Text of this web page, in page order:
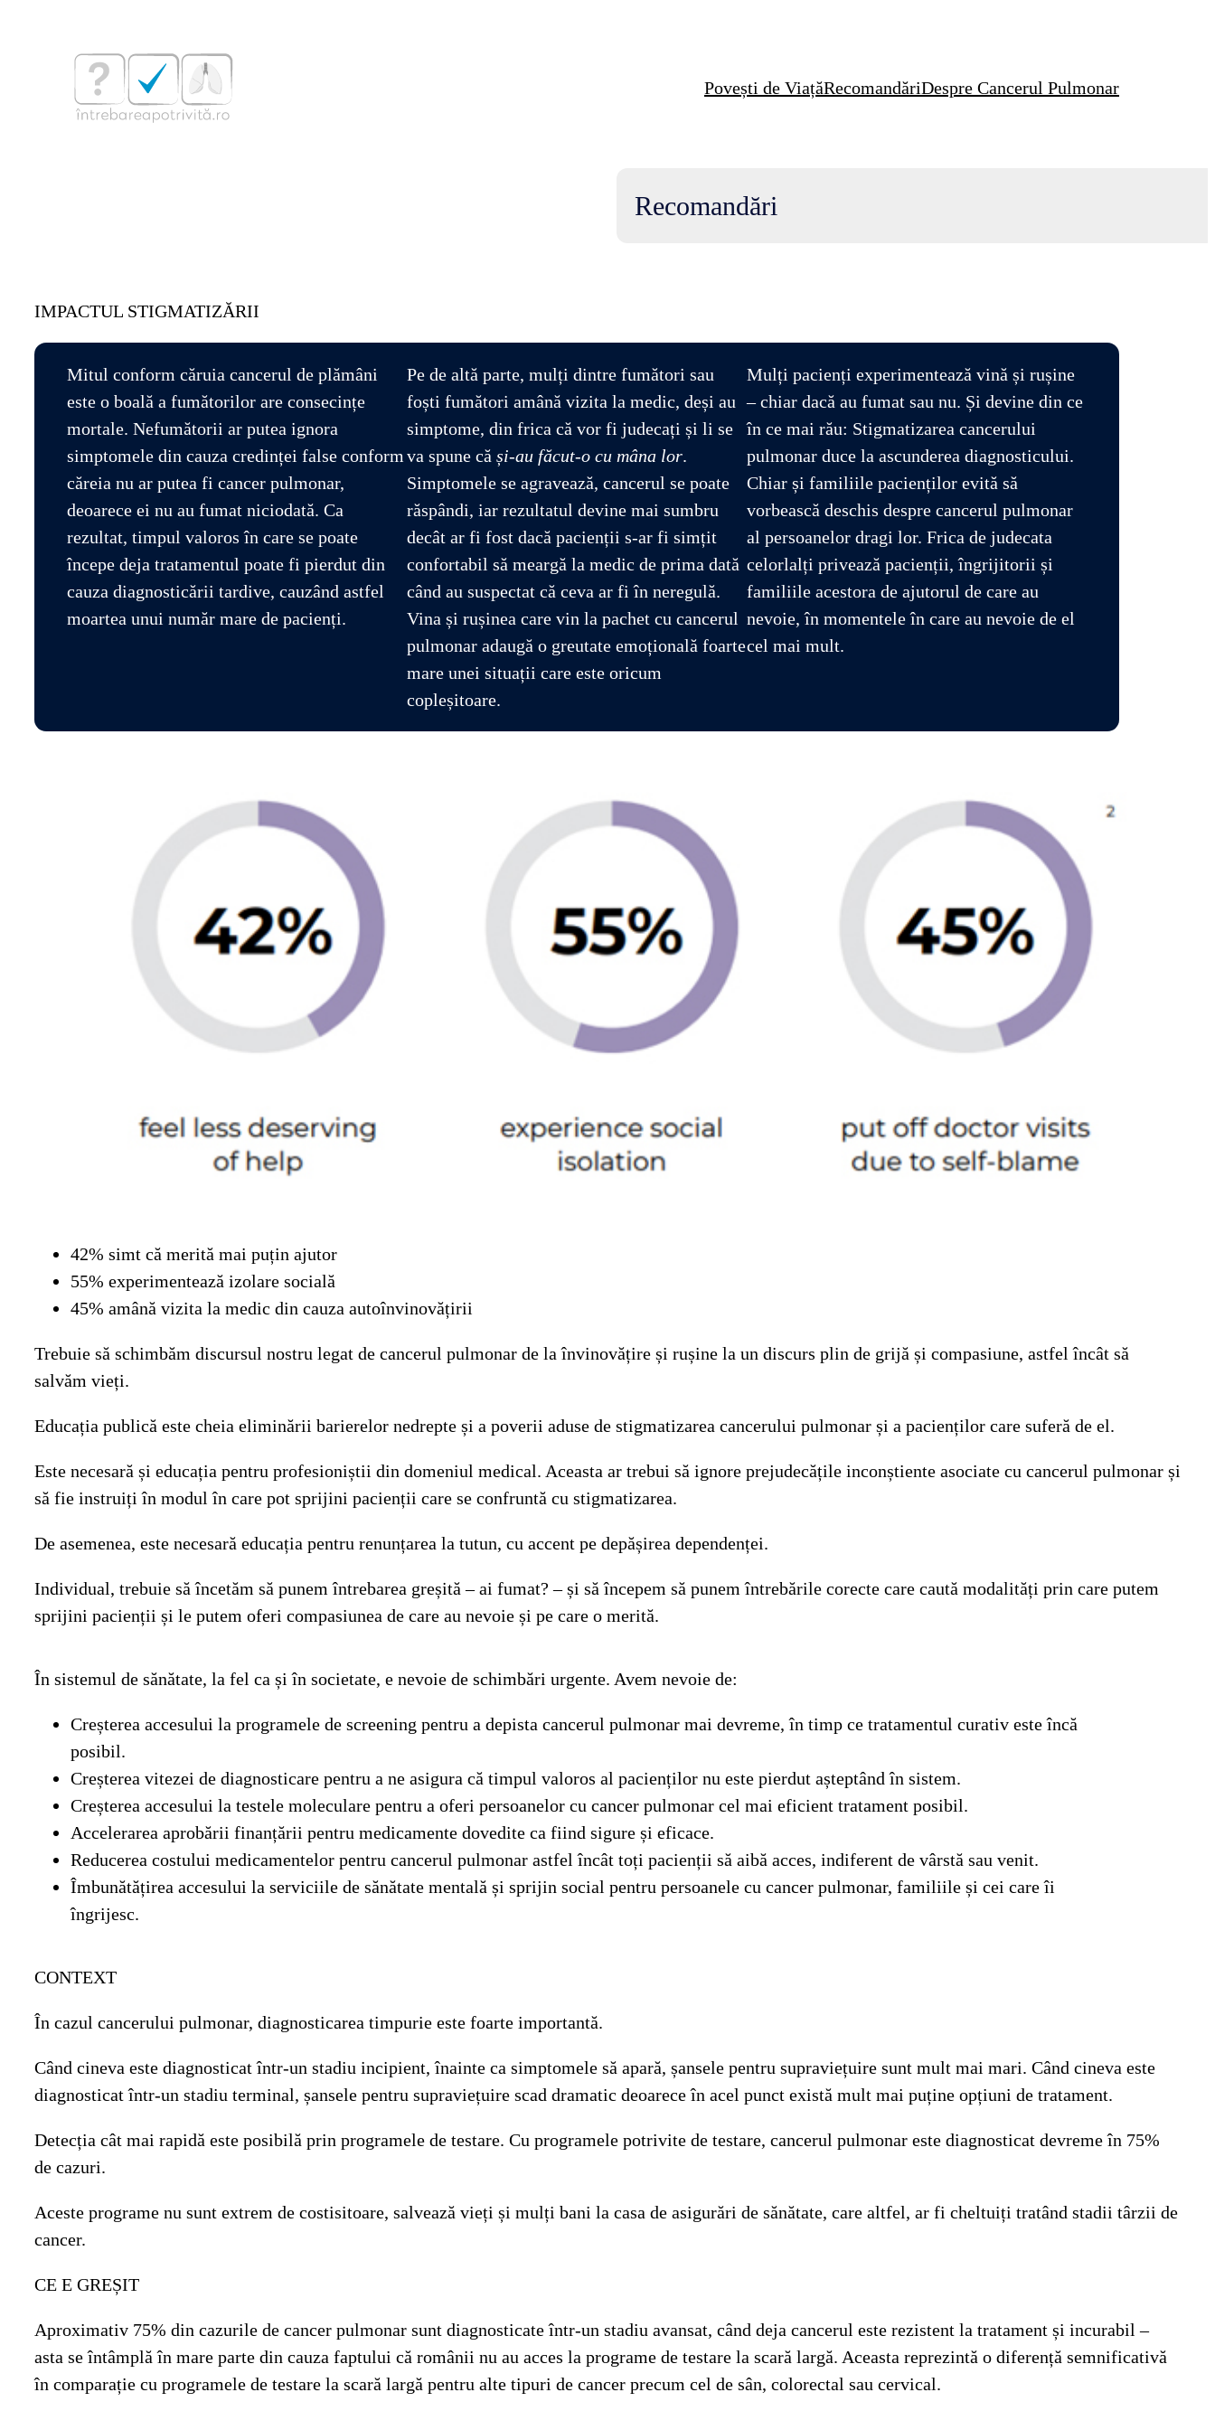
Povești de ViațăRecomandăriDespre Cancerul Pulmonar
Recomandări
IMPACTUL STIGMATIZĂRII
Mitul conform căruia cancerul de plămâni
este o boală a fumătorilor are consecințe
mortale. Nefumătorii ar putea ignora
simptomele din cauza credinței false conform
căreia nu ar putea fi cancer pulmonar,
deoarece ei nu au fumat niciodată. Ca
rezultat, timpul valoros în care se poate
începe deja tratamentul poate fi pierdut din
cauza diagnosticării tardive, cauzând astfel
moartea unui număr mare de pacienți.
Pe de altă parte, mulți dintre fumători sau
foști fumători amână vizita la medic, deși au
simptome, din frica că vor fi judecați și li se
va spune că și-au făcut-o cu mâna lor.
Simptomele se agravează, cancerul se poate
răspândi, iar rezultatul devine mai sumbru
decât ar fi fost dacă pacienții s-ar fi simțit
confortabil să meargă la medic de prima dată
când au suspectat că ceva ar fi în neregulă.
Vina și rușinea care vin la pachet cu cancerul
pulmonar adaugă o greutate emoțională foarte
mare unei situații care este oricum
copleșitoare.
Mulți pacienți experimentează vină și rușine
– chiar dacă au fumat sau nu. Și devine din ce
în ce mai rău: Stigmatizarea cancerului
pulmonar duce la ascunderea diagnosticului.
Chiar și familiile pacienților evită să
vorbească deschis despre cancerul pulmonar
al persoanelor dragi lor. Frica de judecata
celorlalți privează pacienții, îngrijitorii și
familiile acestora de ajutorul de care au
nevoie, în momentele în care au nevoie de el
cel mai mult.
42% simt că merită mai puțin ajutor
55% experimentează izolare socială
45% amână vizita la medic din cauza autoînvinovățirii
Trebuie să schimbăm discursul nostru legat de cancerul pulmonar de la învinovățire și rușine la un discurs plin de grijă și compasiune, astfel încât să
salvăm vieți.
Educația publică este cheia eliminării barierelor nedrepte și a poverii aduse de stigmatizarea cancerului pulmonar și a pacienților care suferă de el.
Este necesară și educația pentru profesioniștii din domeniul medical. Aceasta ar trebui să ignore prejudecățile inconștiente asociate cu cancerul pulmonar și
să fie instruiți în modul în care pot sprijini pacienții care se confruntă cu stigmatizarea.
De asemenea, este necesară educația pentru renunțarea la tutun, cu accent pe depășirea dependenței.
Individual, trebuie să încetăm să punem întrebarea greșită – ai fumat? – și să începem să punem întrebările corecte care caută modalități prin care putem
sprijini pacienții și le putem oferi compasiunea de care au nevoie și pe care o merită.
În sistemul de sănătate, la fel ca și în societate, e nevoie de schimbări urgente. Avem nevoie de:
Creșterea accesului la programele de screening pentru a depista cancerul pulmonar mai devreme, în timp ce tratamentul curativ este încă
posibil.
Creșterea vitezei de diagnosticare pentru a ne asigura că timpul valoros al pacienților nu este pierdut așteptând în sistem.
Creșterea accesului la testele moleculare pentru a oferi persoanelor cu cancer pulmonar cel mai eficient tratament posibil.
Accelerarea aprobării finanțării pentru medicamente dovedite ca fiind sigure și eficace.
Reducerea costului medicamentelor pentru cancerul pulmonar astfel încât toți pacienții să aibă acces, indiferent de vârstă sau venit.
Îmbunătățirea accesului la serviciile de sănătate mentală și sprijin social pentru persoanele cu cancer pulmonar, familiile și cei care îi
îngrijesc.
CONTEXT
În cazul cancerului pulmonar, diagnosticarea timpurie este foarte importantă.
Când cineva este diagnosticat într-un stadiu incipient, înainte ca simptomele să apară, șansele pentru supraviețuire sunt mult mai mari. Când cineva este
diagnosticat într-un stadiu terminal, șansele pentru supraviețuire scad dramatic deoarece în acel punct există mult mai puține opțiuni de tratament.
Detecția cât mai rapidă este posibilă prin programele de testare. Cu programele potrivite de testare, cancerul pulmonar este diagnosticat devreme în 75%
de cazuri.
Aceste programe nu sunt extrem de costisitoare, salvează vieți și mulți bani la casa de asigurări de sănătate, care altfel, ar fi cheltuiți tratând stadii târzii de
cancer.
CE E GREȘIT
Aproximativ 75% din cazurile de cancer pulmonar sunt diagnosticate într-un stadiu avansat, când deja cancerul este rezistent la tratament și incurabil –
asta se întâmplă în mare parte din cauza faptului că românii nu au acces la programe de testare la scară largă. Aceasta reprezintă o diferență semnificativă
în comparație cu programele de testare la scară largă pentru alte tipuri de cancer precum cel de sân, colorectal sau cervical.